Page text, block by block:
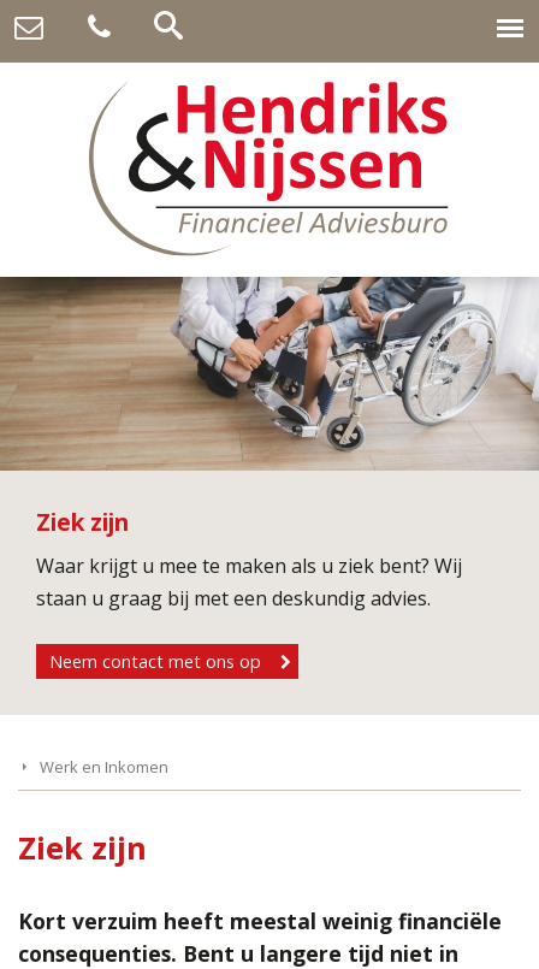
Ziek zijn
Waar krijgt u mee te maken als u ziek bent? Wij
staan u graag bij met een deskundig advies.
Neem contact met ons op
Werk en Inkomen
Ziek zijn
Kort verzuim heeft meestal weinig financiële
consequenties. Bent u langere tijd niet in